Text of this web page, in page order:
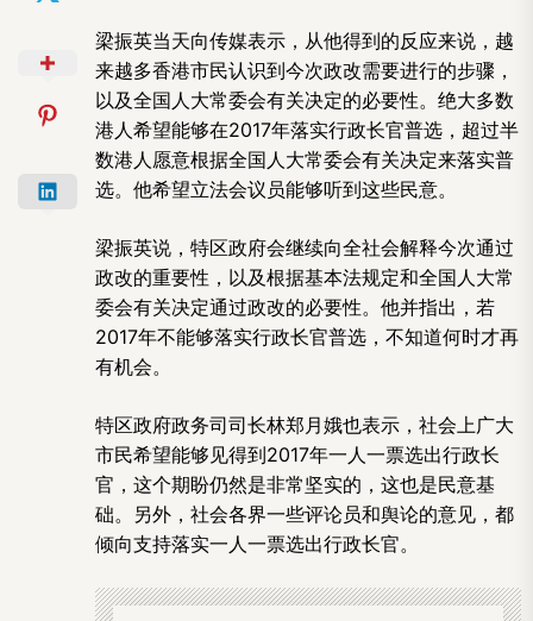
梁振英当天向传媒表示，从他得到的反应来说，越
来越多香港市民认识到今次政改需要进行的步骤，
以及全国人大常委会有关决定的必要性。绝大多数
港人希望能够在2017年落实行政长官普选，超过半
数港人愿意根据全国人大常委会有关决定来落实普
选。他希望立法会议员能够听到这些民意。
梁振英说，特区政府会继续向全社会解释今次通过
政改的重要性，以及根据基本法规定和全国人大常
委会有关决定通过政改的必要性。他并指出，若
2017年不能够落实行政长官普选，不知道何时才再
有机会。
特区政府政务司司长林郑月娥也表示，社会上广大
市民希望能够见得到2017年一人一票选出行政长
官，这个期盼仍然是非常坚实的，这也是民意基
础。另外，社会各界一些评论员和舆论的意见，都
倾向支持落实一人一票选出行政长官。